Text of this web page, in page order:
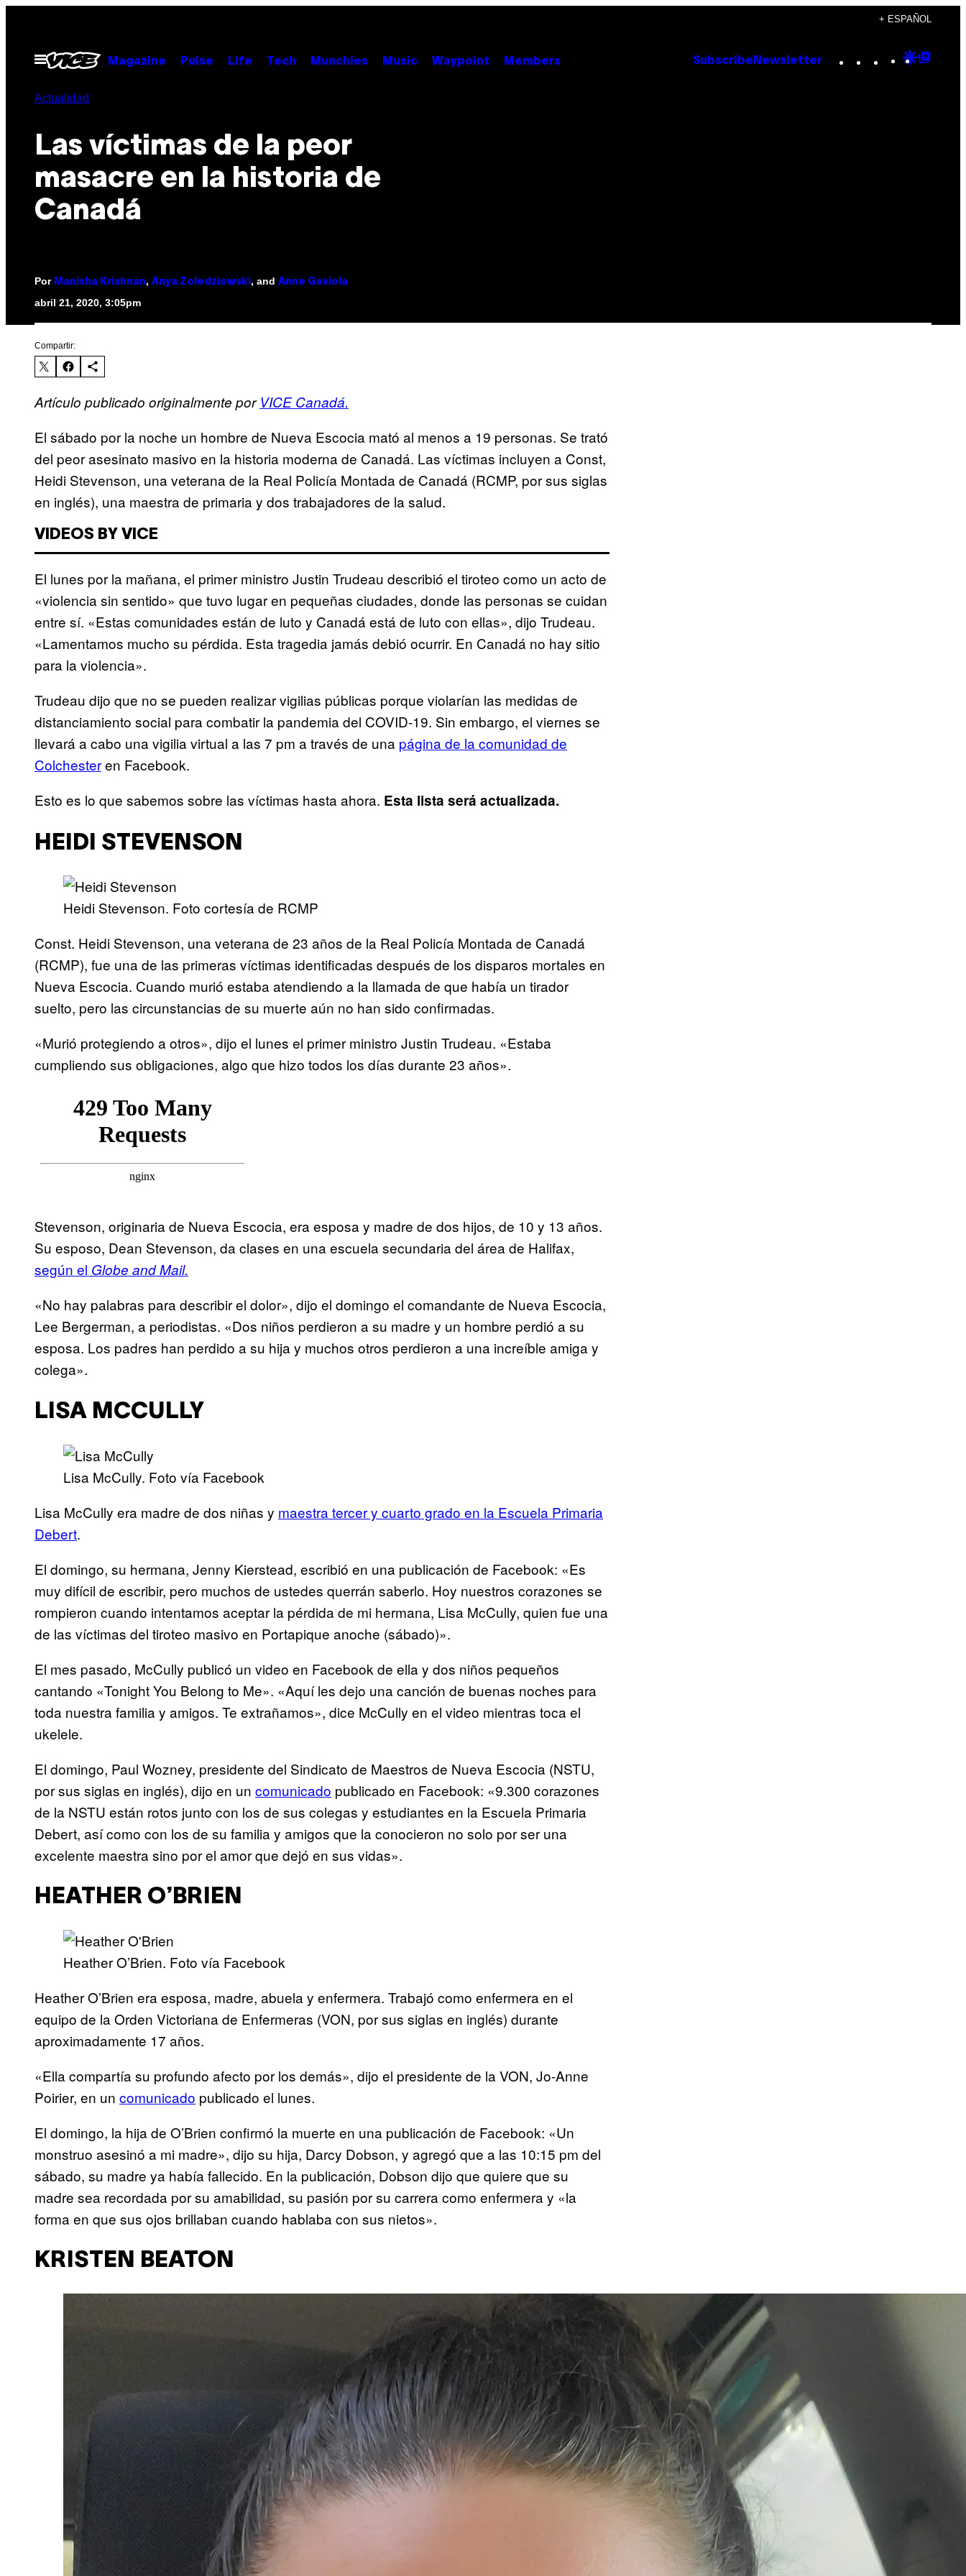
contenido
+ ESPAÑOL
Abrir
Menú
Magazine Pulse Life Tech Munchies Music Waypoint Members Subscribe Newsletter Instagram
TikTok
YouTube
Google
Actualidad
Las víctimas de la peor
masacre en la historia de
Canadá
Por Manisha Krishnan, Anya Zoledziowski , and Anne Gaviola
abril 21, 2020, 3:05pm
Compartir:
Artículo publicado originalmente porVICE Canadá.
El sábado por la noche un hombre de Nueva Escocia mató al menos a 19 personas. Se trató
del peor asesinato masivo en la historia moderna de Canadá. Las víctimas incluyen a Const,
Heidi Stevenson, una veterana de la Real Policía Montada de Canadá (RCMP, por sus siglas
en inglés), una maestra de primaria y dos trabajadores de la salud.
VIDEOS BY VICE
El lunes por la mañana, el primer ministro Justin Trudeau describió el tiroteo como un acto de
«violencia sin sentido» que tuvo lugar en pequeñas ciudades, donde las personas se cuidan
entre sí. «Estas comunidades están de luto y Canadá está de luto con ellas», dijo Trudeau.
«Lamentamos mucho su pérdida. Esta tragedia jamás debió ocurrir. En Canadá no hay sitio
para la violencia».
Trudeau dijo que no se pueden realizar vigilias públicas porque violarían las medidas de
distanciamiento social para combatir la pandemia del COVID-19. Sin embargo, el viernes se
llevará a cabo una vigilia virtual a las 7 pm a través de una página de la comunidad de
Colchesteren Facebook.
Esto es lo que sabemos sobre las víctimas hasta ahora. Esta lista será actualizada.
HEIDI STEVENSON
Heidi Stevenson. Foto cortesía de RCMP
Const. Heidi Stevenson, una veterana de 23 años de la Real Policía Montada de Canadá
(RCMP), fue una de las primeras víctimas identificadas después de los disparos mortales en
Nueva Escocia. Cuando murió estaba atendiendo a la llamada de que había un tirador
suelto, pero las circunstancias de su muerte aún no han sido confirmadas.
«Murió protegiendo a otros», dijo el lunes el primer ministro Justin Trudeau. «Estaba
cumpliendo sus obligaciones, algo que hizo todos los días durante 23 años».
Stevenson, originaria de Nueva Escocia, era esposa y madre de dos hijos, de 10 y 13 años.
Su esposo, Dean Stevenson, da clases en una escuela secundaria del área de Halifax,
según el Globe and Mail.
«No hay palabras para describir el dolor», dijo el domingo el comandante de Nueva Escocia,
Lee Bergerman, a periodistas. «Dos niños perdieron a su madre y un hombre perdió a su
esposa. Los padres han perdido a su hija y muchos otros perdieron a una increíble amiga y
colega».
LISA MCCULLY
Lisa McCully. Foto vía Facebook
Lisa McCully era madre de dos niñas y maestra tercer y cuarto grado en la Escuela Primaria
Debert.
El domingo, su hermana, Jenny Kierstead, escribió en una publicación de Facebook: «Es
muy difícil de escribir, pero muchos de ustedes querrán saberlo. Hoy nuestros corazones se
rompieron cuando intentamos aceptar la pérdida de mi hermana, Lisa McCully, quien fue una
de las víctimas del tiroteo masivo en Portapique anoche (sábado)».
El mes pasado, McCully publicó un video en Facebook de ella y dos niños pequeños
cantando «Tonight You Belong to Me». «Aquí les dejo una canción de buenas noches para
toda nuestra familia y amigos. Te extrañamos», dice McCully en el video mientras toca el
ukelele.
El domingo, Paul Wozney, presidente del Sindicato de Maestros de Nueva Escocia (NSTU,
por sus siglas en inglés), dijo en un comunicado publicado en Facebook: «9.300 corazones
de la NSTU están rotos junto con los de sus colegas y estudiantes en la Escuela Primaria
Debert, así como con los de su familia y amigos que la conocieron no solo por ser una
excelente maestra sino por el amor que dejó en sus vidas».
HEATHER O’BRIEN
Heather O’Brien. Foto vía Facebook
Heather O’Brien era esposa, madre, abuela y enfermera. Trabajó como enfermera en el
equipo de la Orden Victoriana de Enfermeras (VON, por sus siglas en inglés) durante
aproximadamente 17 años.
«Ella compartía su profundo afecto por los demás», dijo el presidente de la VON, Jo-Anne
Poirier, en un comunicado publicado el lunes.
El domingo, la hija de O’Brien confirmó la muerte en una publicación de Facebook: «Un
monstruo asesinó a mi madre», dijo su hija, Darcy Dobson, y agregó que a las 10:15 pm del
sábado, su madre ya había fallecido. En la publicación, Dobson dijo que quiere que su
madre sea recordada por su amabilidad, su pasión por su carrera como enfermera y «la
forma en que sus ojos brillaban cuando hablaba con sus nietos».
KRISTEN BEATON